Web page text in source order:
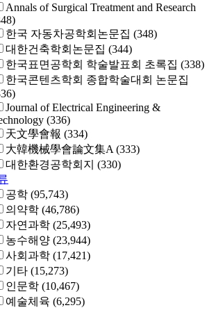
Annals of Surgical Treatment and Research
한국 자동차공학회논문집 (348)
대한건축학회논문집 (344)
한국표면공학회 학술발표회 초록집 (338)
한국콘텐츠학회 종합학술대회 논문집
Journal of Electrical Engineering &
(336)
天文學會報 (334)
大韓機械學會論文集A (333)
대한환경공학회지 (330)
공학 (95,743)
의약학 (46,786)
자연과학 (25,493)
농수해양 (23,944)
사회과학 (17,421)
기타 (15,273)
인문학 (10,467)
예술체육 (6,295)